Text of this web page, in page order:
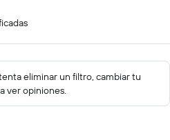
eliminar un filtro, cambiar tu
ver opiniones.